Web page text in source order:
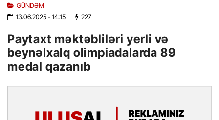
GÜNDƏM
13.06.2025- 14:15 227
Paytaxt məktəbliləri yerli və
beynəlxalq olimpiadalarda 89
medal qazanıb